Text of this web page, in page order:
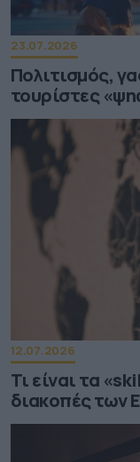
23.07.2026
Πολιτισμός,
τουρίστες
12.07.2026
Τι είναι τα
διακοπές των